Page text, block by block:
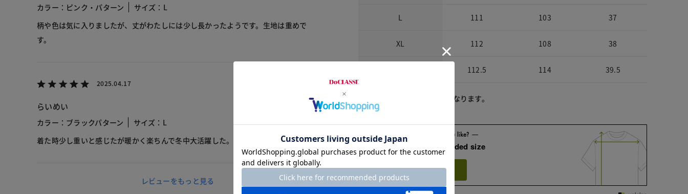
カラー：ピンク・パターン
サイズ：L
柄や色は気に入りましたが、丈がわたしには少し長かったようです。生地は重めで
す。
2025.04.17
らいめい
カラー：ブラックパターン
サイズ：L
着た時少し重いと感じたが暖かく楽ちんで冬中大活躍した。
レビューをもっと見る
L 111 103 37
XL 112 108 38
112.5 114 39.5
※商品によって柄の出方が異なります。
Check the recommended size
Try this item on